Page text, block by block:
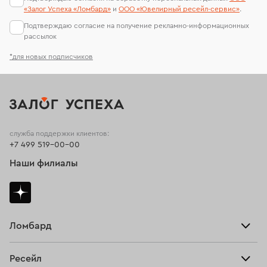
*для новых подписчиков
«Залог Успеха «Ломбард» и ООО «Ювелирный ресейл-сервиc».
Подтверждаю согласие на получение рекламно-информационных
рассылок
Ломбард
Ресейл
служба поддержки клиентов:
+7 499 519-00-00
Наши филиалы